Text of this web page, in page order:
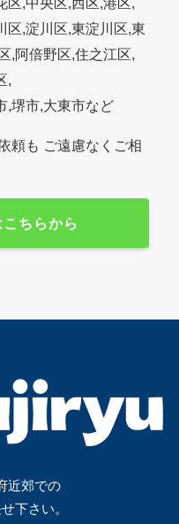
区,淀川区,東淀川区,東
,阿倍野区,住之江区,
,
,堺市,大東市など
頼も ご遠慮なくご相
ちらから
近郊での
下さい。